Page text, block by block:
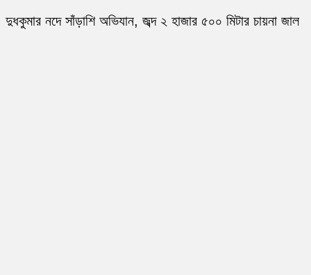
দুধকুমার নদে সাঁড়াশি অভিযান, জব্দ ২ হাজার ৫০০ মিটার চায়না জাল